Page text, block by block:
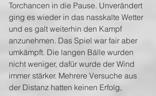
Torchancen in die Pause. Unverändert
ging es wieder in das nasskalte Wetter
und es galt weiterhin den Kampf
anzunehmen. Das Spiel war fair aber
umkämpft. Die langen Bälle wurden
nicht weniger, dafür wurde der Wind
immer stärker. Mehrere Versuche aus
der Distanz hatten keinen Erfolg,